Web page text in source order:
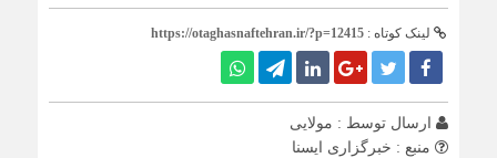
لینک کوتاه : https://otaghasnaftehran.ir/?p=12415
ارسال توسط : مولایی
منبع : خبرگزاری ایسنا